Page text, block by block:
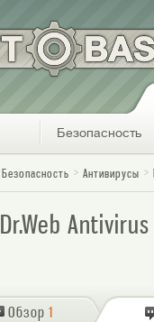
Безопасность
Безопасность Антивирусы
Dr.Web
Обзор 1